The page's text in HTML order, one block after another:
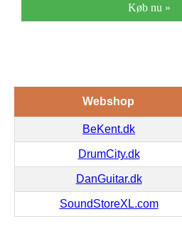
Køb nu »
Webshop
BeKent.dk
DrumCity.dk
DanGuitar.dk
SoundStoreXL.com